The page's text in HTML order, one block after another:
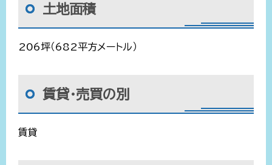
土地面積
206坪（682平方メートル）
賃貸・売買の別
賃貸